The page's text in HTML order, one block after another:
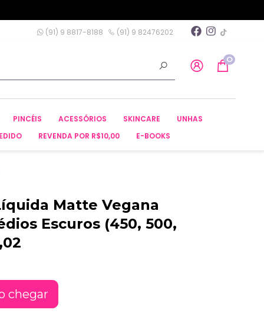
(91) 9 8817-8188 (91) 9 82476202
0
PINCÉIS ACESSÓRIOS SKINCARE
UNHAS
REVENDA POR R$10,00 E-BOOKS
Matte Vegana
Escuros (450, 500,
chegar